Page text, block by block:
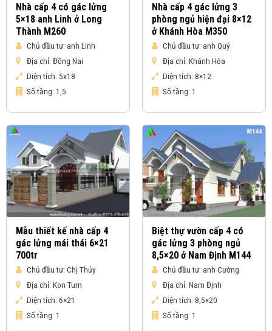
Nhà cấp 4 có gác lửng
5×18 anh Linh ở Long
Thành M260
Chủ đầu tư: anh Linh
Địa chỉ: Đồng Nai
Diện tích: 5x18
Số tầng: 1,5
Nhà cấp 4 gác lửng 3
phòng ngủ hiện đại 8×12
ở Khánh Hòa M350
Chủ đầu tư: anh Quý
Địa chỉ: Khánh Hòa
Diện tích: 8×12
Số tầng: 1
Mẫu thiết kế nhà cấp 4
gác lửng mái thái 6×21
700tr
Chủ đầu tư: Chị Thủy
Địa chỉ: Kon Tum
Diện tích: 6×21
Số tầng: 1
Biệt thự vườn cấp 4 có
gác lửng 3 phòng ngủ
8,5×20 ở Nam Định M144
Chủ đầu tư: anh Cường
Địa chỉ: Nam Định
Diện tích: 8,5×20
Số tầng: 1